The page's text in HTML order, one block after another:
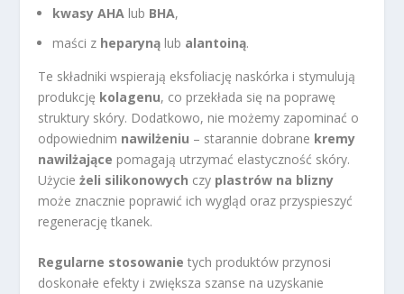
kwasy AHA lub BHA,
maści z heparyną lub alantoiną.
Te składniki wspierają eksfoliację naskórka i stymulują
produkcję kolagenu, co przekłada się na poprawę
struktury skóry. Dodatkowo, nie możemy zapominać o
odpowiednim nawilżeniu – starannie dobrane kremy
nawilżające pomagają utrzymać elastyczność skóry.
Użycieżeli silikonowych czy plastrów na blizny
może znacznie poprawić ich wygląd oraz przyspieszyć
regenerację tkanek.
Regularne stosowanie tych produktów przynosi
doskonałe efekty i zwiększa szanse na uzyskanie